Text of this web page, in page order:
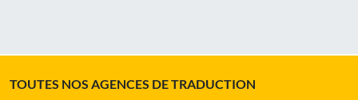
TOUTES NOS AGENCES DE TRADUCTION